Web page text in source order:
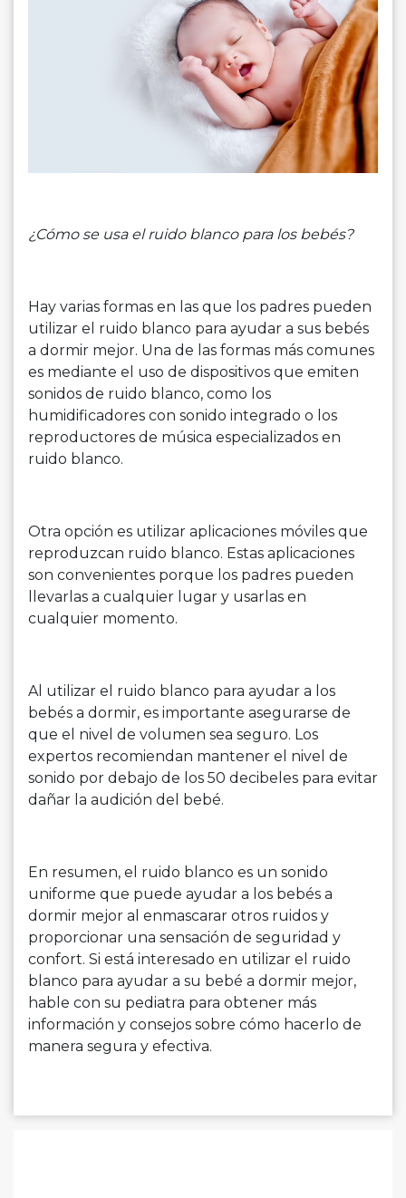
¿Cómo se usa el ruido blanco para los bebés?
Hay varias formas en las que los padres pueden
utilizar el ruido blanco para ayudar a sus bebés
a dormir mejor. Una de las formas más comunes
es mediante el uso de dispositivos que emiten
sonidos de ruido blanco, como los
humidificadores con sonido integrado o los
reproductores de música especializados en
ruido blanco.
Otra opción es utilizar aplicaciones móviles que
reproduzcan ruido blanco. Estas aplicaciones
son convenientes porque los padres pueden
llevarlas a cualquier lugar y usarlas en
cualquier momento.
Al utilizar el ruido blanco para ayudar a los
bebés a dormir, es importante asegurarse de
que el nivel de volumen sea seguro. Los
expertos recomiendan mantener el nivel de
sonido por debajo de los 50 decibeles para evitar
dañar la audición del bebé.
En resumen, el ruido blanco es un sonido
uniforme que puede ayudar a los bebés a
dormir mejor al enmascarar otros ruidos y
proporcionar una sensación de seguridad y
confort. Si está interesado en utilizar el ruido
blanco para ayudar a su bebé a dormir mejor,
hable con su pediatra para obtener más
información y consejos sobre cómo hacerlo de
manera segura y efectiva.